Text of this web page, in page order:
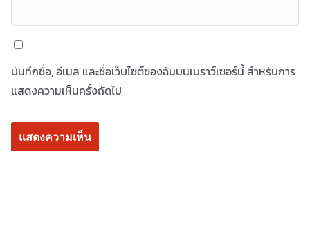
บันทึกชื่อ, อีเมล และชื่อเว็บไซต์ของฉันบนเบราว์เซอร์นี้ สำหรับการ
แสดงความเห็นครั้งถัดไป